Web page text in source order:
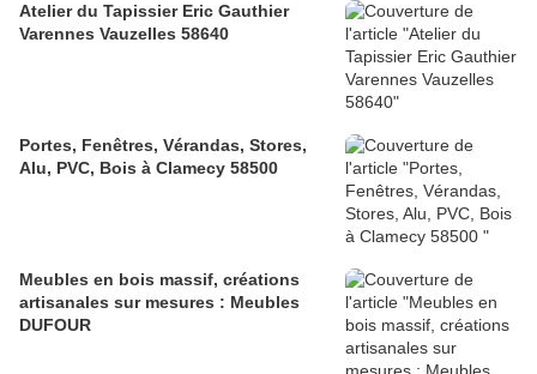
Atelier du Tapissier Eric Gauthier
Varennes Vauzelles 58640
Portes, Fenêtres, Vérandas, Stores,
Alu, PVC, Bois à Clamecy 58500
Meubles en bois massif, créations
artisanales sur mesures : Meubles
DUFOUR